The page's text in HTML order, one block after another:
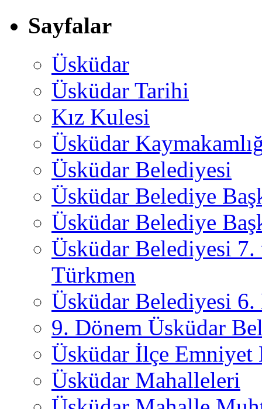
Sayfalar
Üsküdar
Üsküdar Tarihi
Kız Kulesi
Üsküdar
Üsküdar Belediyesi
Üsküdar Belediye
Üsküdar Belediye
Üsküdar Belediyesi
Türkmen
Üsküdar Belediyesi 6.
9. Dönem Üsküdar
Üsküdar İlçe
Üsküdar Mahalleleri